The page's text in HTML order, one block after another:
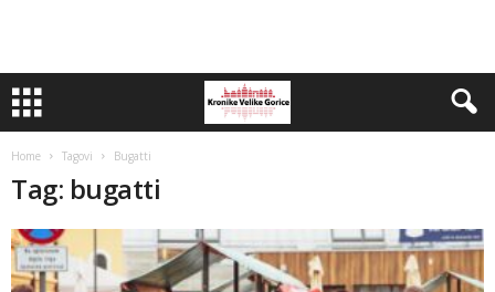
Home Tagovi Bugatti
Tag: bugatti